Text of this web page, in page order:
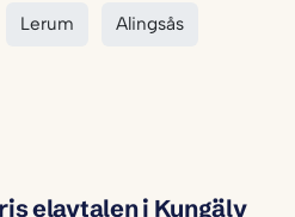
Lerum Alingsås
elavtalen i Kungälv